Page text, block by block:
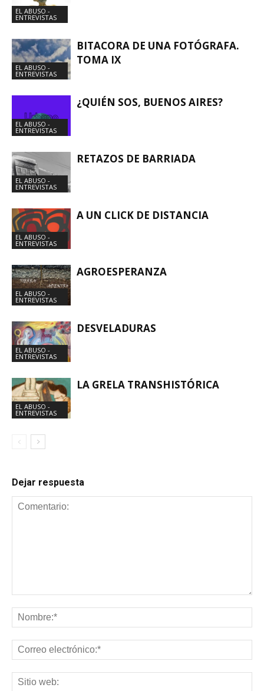
EL ABUSO -
ENTREVISTAS
EL ABUSO -
ENTREVISTAS
BITACORA DE UNA FOTÓGRAFA.
TOMA IX
EL ABUSO -
ENTREVISTAS
¿QUIÉN SOS, BUENOS AIRES?
EL ABUSO -
ENTREVISTAS
RETAZOS DE BARRIADA
EL ABUSO -
ENTREVISTAS
A UN CLICK DE DISTANCIA
EL ABUSO -
ENTREVISTAS
AGROESPERANZA
EL ABUSO -
ENTREVISTAS
DESVELADURAS
EL ABUSO -
ENTREVISTAS
LA GRELA TRANSHISTÓRICA
Dejar respuesta